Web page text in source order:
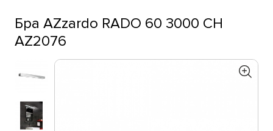
Бра AZzardo RADO 60 3000 CH
AZ2076